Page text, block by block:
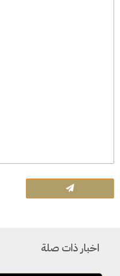
اخبار ذات صلة